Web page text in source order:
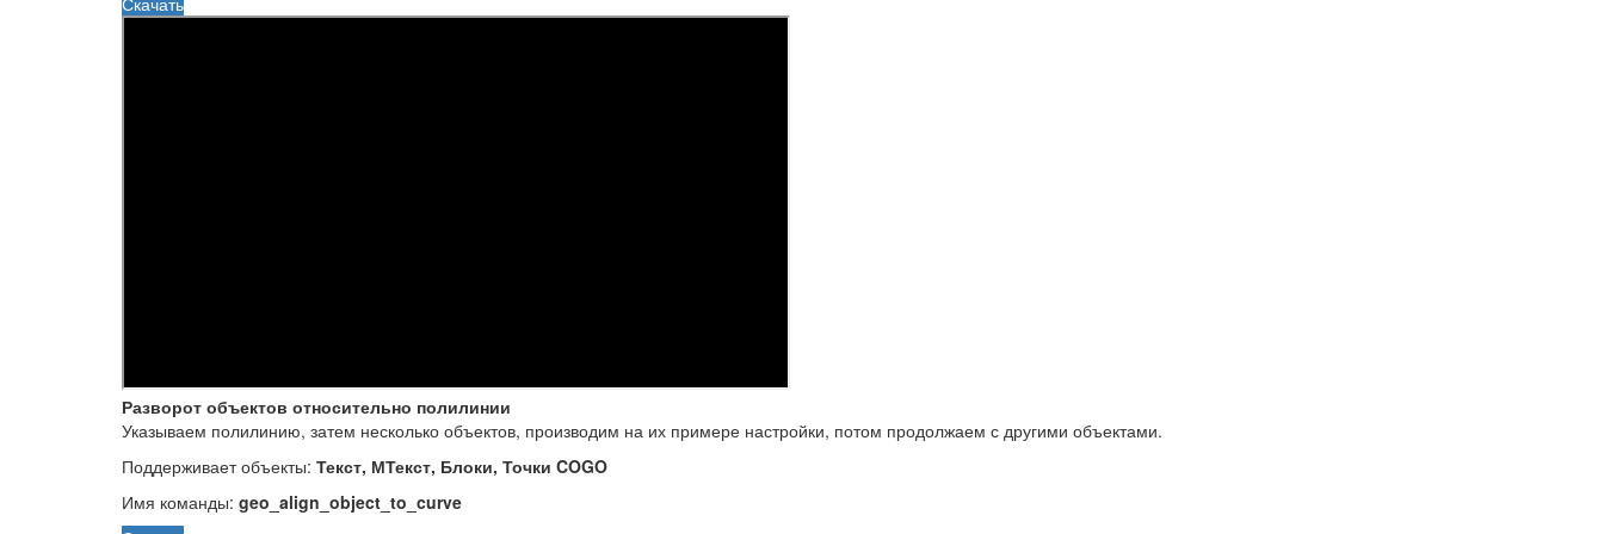
Разворот объектов относительно полилинии
Указываем полилинию, затем несколько объектов, производим на их примере настройки, потом продолжаем с другими объектами.
Поддерживает объекты: Текст, МТекст, Блоки, Точки COGO
Имя команды: geo_align_object_to_curve